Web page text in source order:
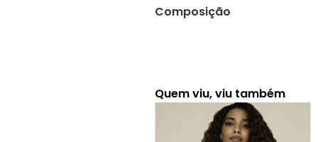
Composição
Quem viu, viu também